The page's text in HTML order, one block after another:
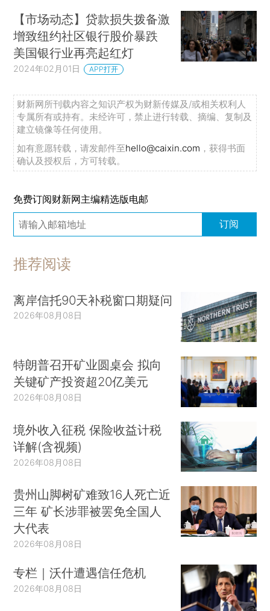
【市场动态】贷款损失拨备激
增致纽约社区银行股价暴跌
美国银行业再亮起红灯
2024年02月01日 APP打开
财新网所刊载内容之知识产权为财新传媒及/或相关权利人
专属所有或持有。未经许可，禁止进行转载、摘编、复制及
建立镜像等任何使用。
如有意愿转载，请发邮件至hello@caixin.com ，获得书面
确认及授权后，方可转载。
免费订阅财新网主编精选版电邮
订阅
推荐阅读
离岸信托90天补税窗口期疑问
2026年08月08日
特朗普召开矿业圆桌会 拟向
关键矿产投资超20亿美元
2026年08月08日
境外收入征税 保险收益计税
详解(含视频)
2026年08月08日
贵州山脚树矿难致16人死亡近
三年 矿长涉罪被罢免全国人
大代表
2026年08月08日
专栏｜沃什遭遇信任危机
2026年08月08日